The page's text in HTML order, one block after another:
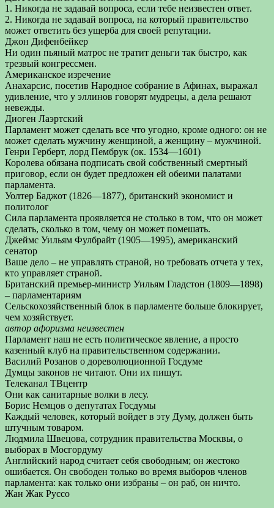
1. Никогда не задавай вопроса, если тебе неизвестен ответ.
2. Никогда не задавай вопроса, на который правительство
может ответить без ущерба для своей репутации.
Джон Дифенбейкер
Ни один пьяный матрос не тратит деньги так быстро, как
трезвый конгрессмен.
Американское изречение
Анахарсис, посетив Народное собрание в Афинах, выражал
удивление, что у эллинов говорят мудрецы, а дела решают
невежды.
Диоген Лаэртский
Парламент может сделать все что угодно, кроме одного: он не
может сделать мужчину женщиной, а женщину – мужчиной.
Генри Герберт, лорд Пембрук (ок. 1534—1601)
Королева обязана подписать свой собственный смертный
приговор, если он будет предложен ей обеими палатами
парламента.
Уолтер Баджот (1826—1877), британский экономист и
политолог
Сила парламента проявляется не столько в том, что он может
сделать, сколько в том, чему он может помешать.
Джеймс Уильям Фулбрайт (1905—1995), американский
сенатор
Ваше дело – не управлять страной, но требовать отчета у тех,
кто управляет страной.
Британский премьер-министр Уильям Гладстон (1809—1898)
– парламентариям
Сельскохозяйственный блок в парламенте больше блокирует,
чем хозяйствует.
автор афоризма неизвестен
Парламент наш не есть политическое явление, а просто
казенный клуб на правительственном содержании.
Василий Розанов о дореволюционной Госдуме
Думцы законов не читают. Они их пишут.
Телеканал ТВцентр
Они как санитарные волки в лесу.
Борис Немцов о депутатах Госдумы
Каждый человек, который войдет в эту Думу, должен быть
штучным товаром.
Людмила Швецова, сотрудник правительства Москвы, о
выборах в Мосгордуму
Английский народ считает себя свободным; он жестоко
ошибается. Он свободен только во время выборов членов
парламента: как только они избраны – он раб, он ничто.
Жан Жак Руссо